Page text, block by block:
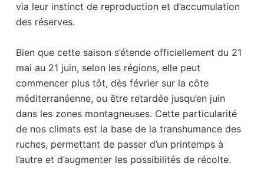
via leur instinct de reproduction et d’accumulation
des réserves.
Bien que cette saison s’étende officiellement du 21
mai au 21 juin, selon les régions, elle peut
commencer plus tôt, dès février sur la côte
méditerranéenne, ou être retardée jusqu’en juin
dans les zones montagneuses. Cette particularité
de nos climats est la base de la transhumance des
ruches, permettant de passer d’un printemps à
l’autre et d’augmenter les possibilités de récolte.